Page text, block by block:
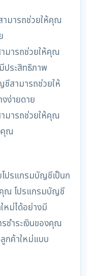
มารถช่วยให้คุณ
มารถช่วยให้คุณ
ประสิทธิภาพ
สามารถช่วยให้
ง่ายดาย
มารถช่วยให้คุณ
คุณ
ปรแกรมบัญชีเป็นก
ณ โปรแกรมบัญชี
หม่ได้อย่างมี
ชำระเงินของคุณ
กค้าใหม่แบบ